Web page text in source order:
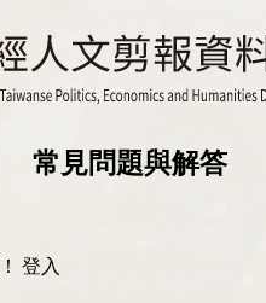
常見問題與解答
！ 登入